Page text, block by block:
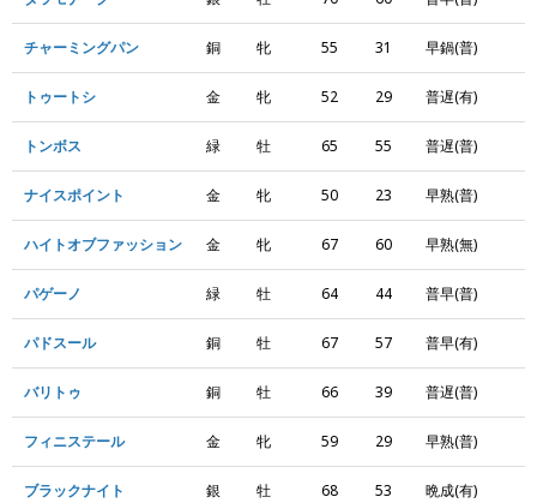
チャーミングパン 銅 牝 55 31 早鍋(普)
トゥートシ 金 牝 52 29 普遅(有)
トンボス 緑 牡 65 55 普遅(普)
ナイスポイント 金 牝 50 23 早熟(普)
ハイトオブファッション 金 牝 67 60 早熟(無)
パゲーノ 緑 牡 64 44 普早(普)
パドスール 銅 牡 67 57 普早(有)
バリトゥ 銅 牡 66 39 普遅(普)
フィニステール 金 牝 59 29 早熟(普)
ブラックナイト 銀 牡 68 53 晩成(有)